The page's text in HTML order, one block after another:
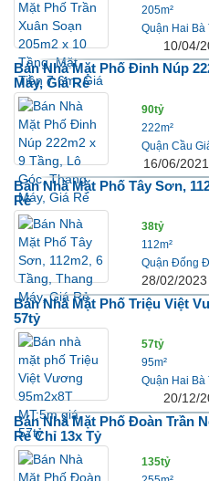
205m²
Quận Hai Bà
10/04/
Bán Nhà Mặt Phố Đinh Núp
Máy, Giá Rẻ
90tỷ
222m²
Quận Cầu
16/06/2021
Bán Nhà Mặt Phố Tây Sơn,
Rẻ
38tỷ
112m²
Quận Đống
28/02/2023
Bán Nhà Mặt Phố Triệu Việt
57tỷ
57tỷ
95m²
Quận Hai Bà
20/12/
Bán Nhà Mặt Phố Đoàn Trần
Rẻ Chỉ 13x Tỷ
135tỷ